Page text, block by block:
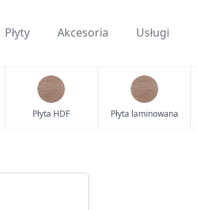
Płyty Akcesoria Usługi
Płyta HDF Płyta laminowana